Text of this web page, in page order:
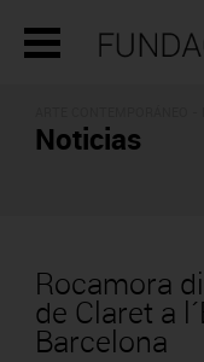
Noticias
Rocamora
de Claret a
Barcelona